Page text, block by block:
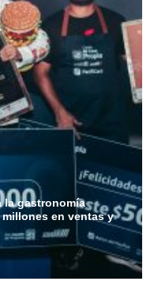
la gastronomía
millones en ventas y